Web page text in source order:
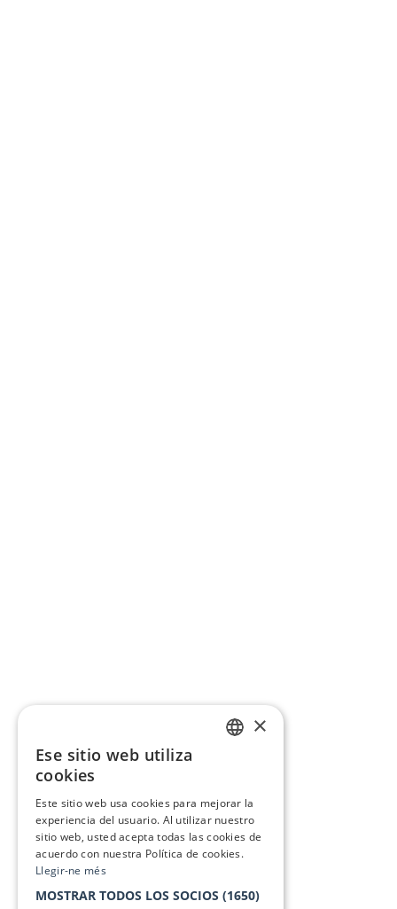
×
Ese sitio web utiliza
cookies
Este sitio web usa cookies para mejorar la
experiencia del usuario. Al utilizar nuestro
sitio web, usted acepta todas las cookies de
acuerdo con nuestra Política de cookies.
Llegir-ne més
MOSTRAR TODOS LOS SOCIOS (1650)